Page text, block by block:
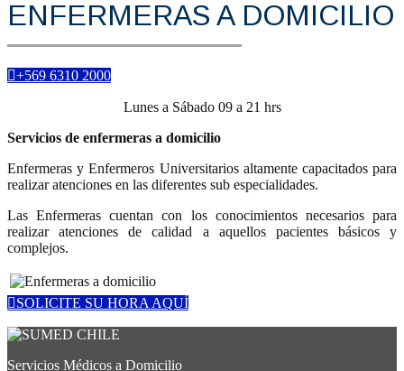
ENFERMERAS A DOMICILIO
+569 6310 2000
Lunes a Sábado 09 a 21 hrs
Servicios de enfermeras a domicilio
Enfermeras y Enfermeros Universitarios altamente capacitados para
realizar atenciones en las diferentes sub especialidades.
Las Enfermeras cuentan con los conocimientos necesarios para
realizar atenciones de calidad a aquellos pacientes básicos y
complejos.
SOLICITE SU HORA AQUÍ
Servicios Médicos a Domicilio